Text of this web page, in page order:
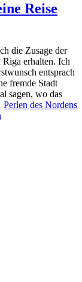
Reise
die Zusage der
erhalten. Ich
entsprach
fremde Stadt
sagen, wo das
Perlen des Nordens